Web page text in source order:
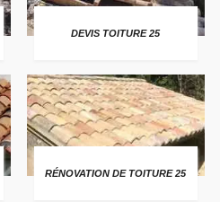
DEVIS TOITURE 25
RÉNOVATION DE TOITURE 25